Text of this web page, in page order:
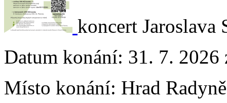
koncert Jaroslava
Datum konání: 31. 7. 2026
Místo konání: Hrad